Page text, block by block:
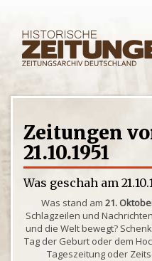
Zeitungen
21.10.1951
Was geschah am
Was stand am 21.
Schlagzeilen und
und die Welt bewegt?
Tag der Geburt oder dem
Tageszeitung oder